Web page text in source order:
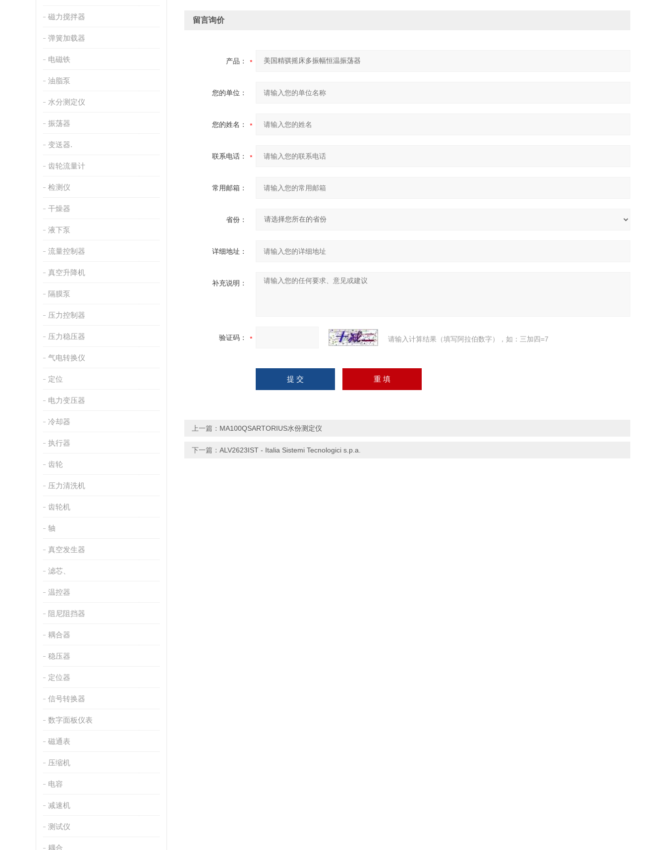
磁力搅拌器
弹簧加载器
电磁铁
油脂泵
水分测定仪
振荡器
变送器.
齿轮流量计
检测仪
干燥器
液下泵
流量控制器
真空升降机
隔膜泵
压力控制器
压力稳压器
气电转换仪
定位
电力变压器
冷却器
执行器
齿轮
压力清洗机
齿轮机
轴
真空发生器
滤芯、
温控器
阻尼阻挡器
耦合器
稳压器
定位器
信号转换器
数字面板仪表
磁通表
压缩机
电容
减速机
测试仪
耦合
留言询价
产品：
您的单位：
您的姓名：
联系电话：
常用邮箱：
省份：
详细地址：
补充说明：
验证码： 请输入计算结果（填写阿拉伯数字），如：三加四=7
上一篇： MA100QSARTORIUS水份测定仪
下一篇： ALV2623IST - Italia Sistemi Tecnologici s.p.a.